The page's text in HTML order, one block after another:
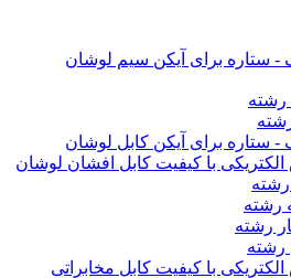
سیم لوشان
کابل لوشان
کابل افشان لوشان
رشته
رشته
رشته
کابل مخابراتی